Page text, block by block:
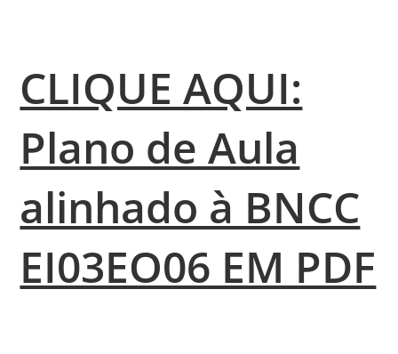
CLIQUE AQUI:
Plano de Aula
alinhado à BNCC
EI03EO06 EM PDF